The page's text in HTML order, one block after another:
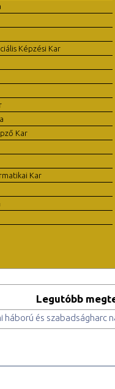
Képzési Kar
Kar
Kar
Legutóbb
háború és szabadságharc